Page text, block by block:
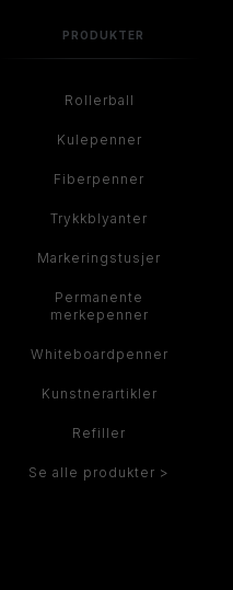
PRODUKTER
Rollerball
Kulepenner
Fiberpenner
Trykkblyanter
Markeringstusjer
Permanente
merkepenner
Whiteboardpenner
Kunstnerartikler
Refiller
Se alle produkter >